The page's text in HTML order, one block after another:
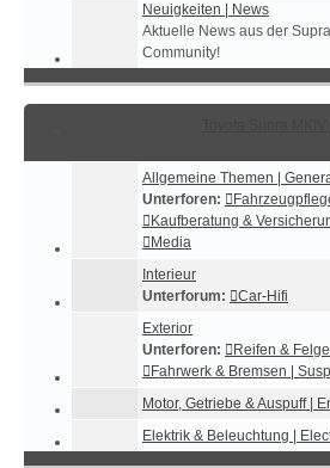
Neuigkeiten | News
Aktuelle News aus der
Community!
Allgemeine Themen |
Unterforen:
Kaufberatung &
Media
Interieur
Unterforum:
Car-Hifi
Exterior
Unterforen:
Reifen &
Fahrwerk & Bremsen |
Motor, Getriebe & Auspuff |
Elektrik & Beleuchtung |